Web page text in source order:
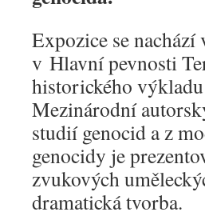
Expozice se
v Hlavní pevnosti
historického
Mezinárodní
studií genocid a z
genocidy je
zvukových
dramatická tvorba.